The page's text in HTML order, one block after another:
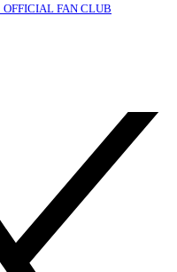
OFFICIAL FAN CLUB